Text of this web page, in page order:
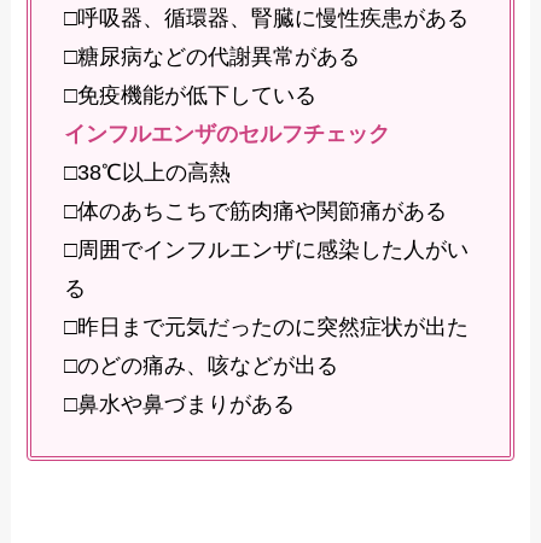
□呼吸器、循環器、腎臓に慢性疾患がある
□糖尿病などの代謝異常がある
□免疫機能が低下している
インフルエンザのセルフチェック
□38℃以上の高熱
□体のあちこちで筋肉痛や関節痛がある
□周囲でインフルエンザに感染した人がい
る
□昨日まで元気だったのに突然症状が出た
□のどの痛み、咳などが出る
□鼻水や鼻づまりがある